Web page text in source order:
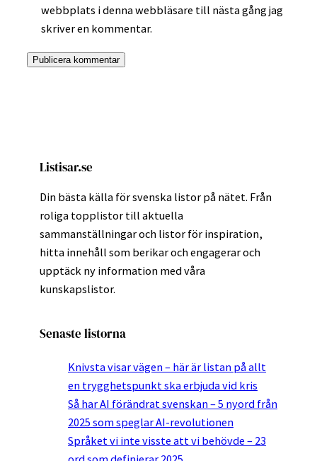
webbplats i denna webbläsare till nästa gång jag
skriver en kommentar.
Listisar.se
Din bästa källa för svenska listor på nätet. Från
roliga topplistor till aktuella
sammanställningar och listor för inspiration,
hitta innehåll som berikar och engagerar och
upptäck ny information med våra
kunskapslistor.
Senaste listorna
Knivsta visar vägen – här är listan på allt
en trygghetspunkt ska erbjuda vid kris
Så har AI förändrat svenskan – 5 nyord från
2025 som speglar AI-revolutionen
Språket vi inte visste att vi behövde – 23